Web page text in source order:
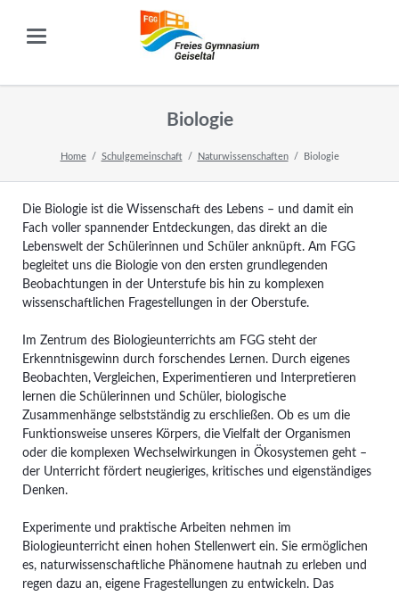
Biologie
Home Schulgemeinschaft Naturwissenschaften Biologie
Die Biologie ist die Wissenschaft des Lebens – und damit ein
Fach voller spannender Entdeckungen, das direkt an die
Lebenswelt der Schülerinnen und Schüler anknüpft. Am FGG
begleitet uns die Biologie von den ersten grundlegenden
Beobachtungen in der Unterstufe bis hin zu komplexen
wissenschaftlichen Fragestellungen in der Oberstufe.
Im Zentrum des Biologieunterrichts am FGG steht der
Erkenntnisgewinn durch forschendes Lernen. Durch eigenes
Beobachten, Vergleichen, Experimentieren und Interpretieren
lernen die Schülerinnen und Schüler, biologische
Zusammenhänge selbstständig zu erschließen. Ob es um die
Funktionsweise unseres Körpers, die Vielfalt der Organismen
oder die komplexen Wechselwirkungen in Ökosystemen geht –
der Unterricht fördert neugieriges, kritisches und eigenständiges
Denken.
Experimente und praktische Arbeiten nehmen im
Biologieunterricht einen hohen Stellenwert ein. Sie ermöglichen
es, naturwissenschaftliche Phänomene hautnah zu erleben und
regen dazu an, eigene Fragestellungen zu entwickeln. Das